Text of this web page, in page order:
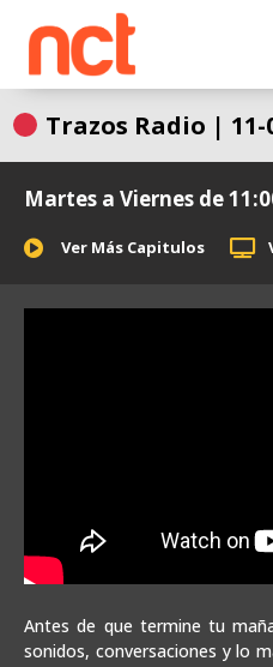
contenido
Trazos Radio | 11-
Martes a Viernes de
Ver Más Capitulos
Antes de que termine tu
sonidos, conversaciones y lo